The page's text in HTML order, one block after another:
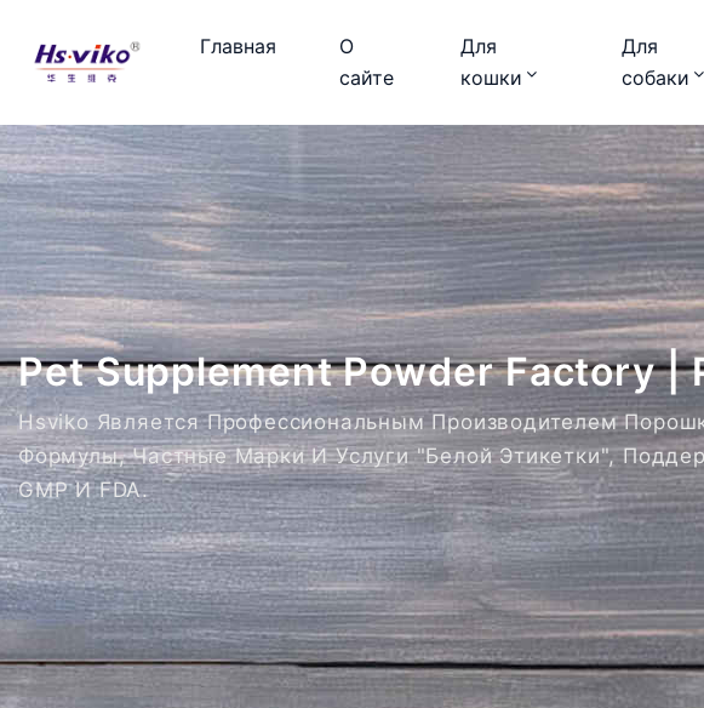
Главная
О
сайте
Для
кошки
Для
собаки
Pet Supplement Powder Factory |
Hsviko Является Профессиональным Производителем
Формулы, Частные Марки И Услуги "белой Этикетки",
GMP И FDA.